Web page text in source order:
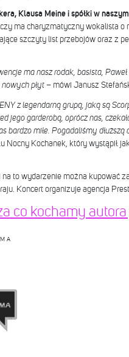
Klausa Meine i spółki w
ma charyzmatyczny wokalista
szczyty list przebojów oraz z
ma nasz rodak, basista,
płyt – mówi Janusz
z legendarną grupą, jaką są
jego garderobą, oprócz nas,
bardzo miłe. Pogadaliśmy
Kochanek, który wystąpił
to wydarzenie można kupować
Koncert organizuje agencja
kochamy autora